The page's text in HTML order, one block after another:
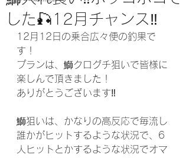
した🎣12月チャンス‼️
12月12日の乗合広々便の釣果で
す！
プランは、鰤クログチ狙いで皆様に
楽しんで頂きました！
ありがとうございます‼️
鰤狙いは、かなりの高反応で毎流し
誰かがヒットするような状況で、6
人ヒットとかするような状況でオマ